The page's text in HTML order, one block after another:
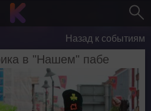
Назад к событиям
в "Нашем" пабе